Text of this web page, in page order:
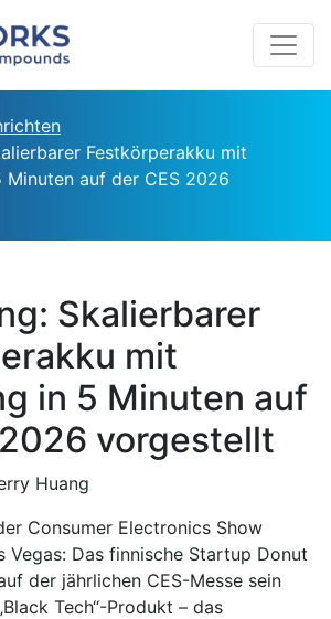
Festkörperakku mit
Minuten auf der CES 2026
Skalierbarer
mit
in 5 Minuten auf
vorgestellt
Huang
Consumer Electronics Show
Vegas: Das finnische Startup Donut
der jährlichen CES-Messe sein
Tech“-Produkt – das